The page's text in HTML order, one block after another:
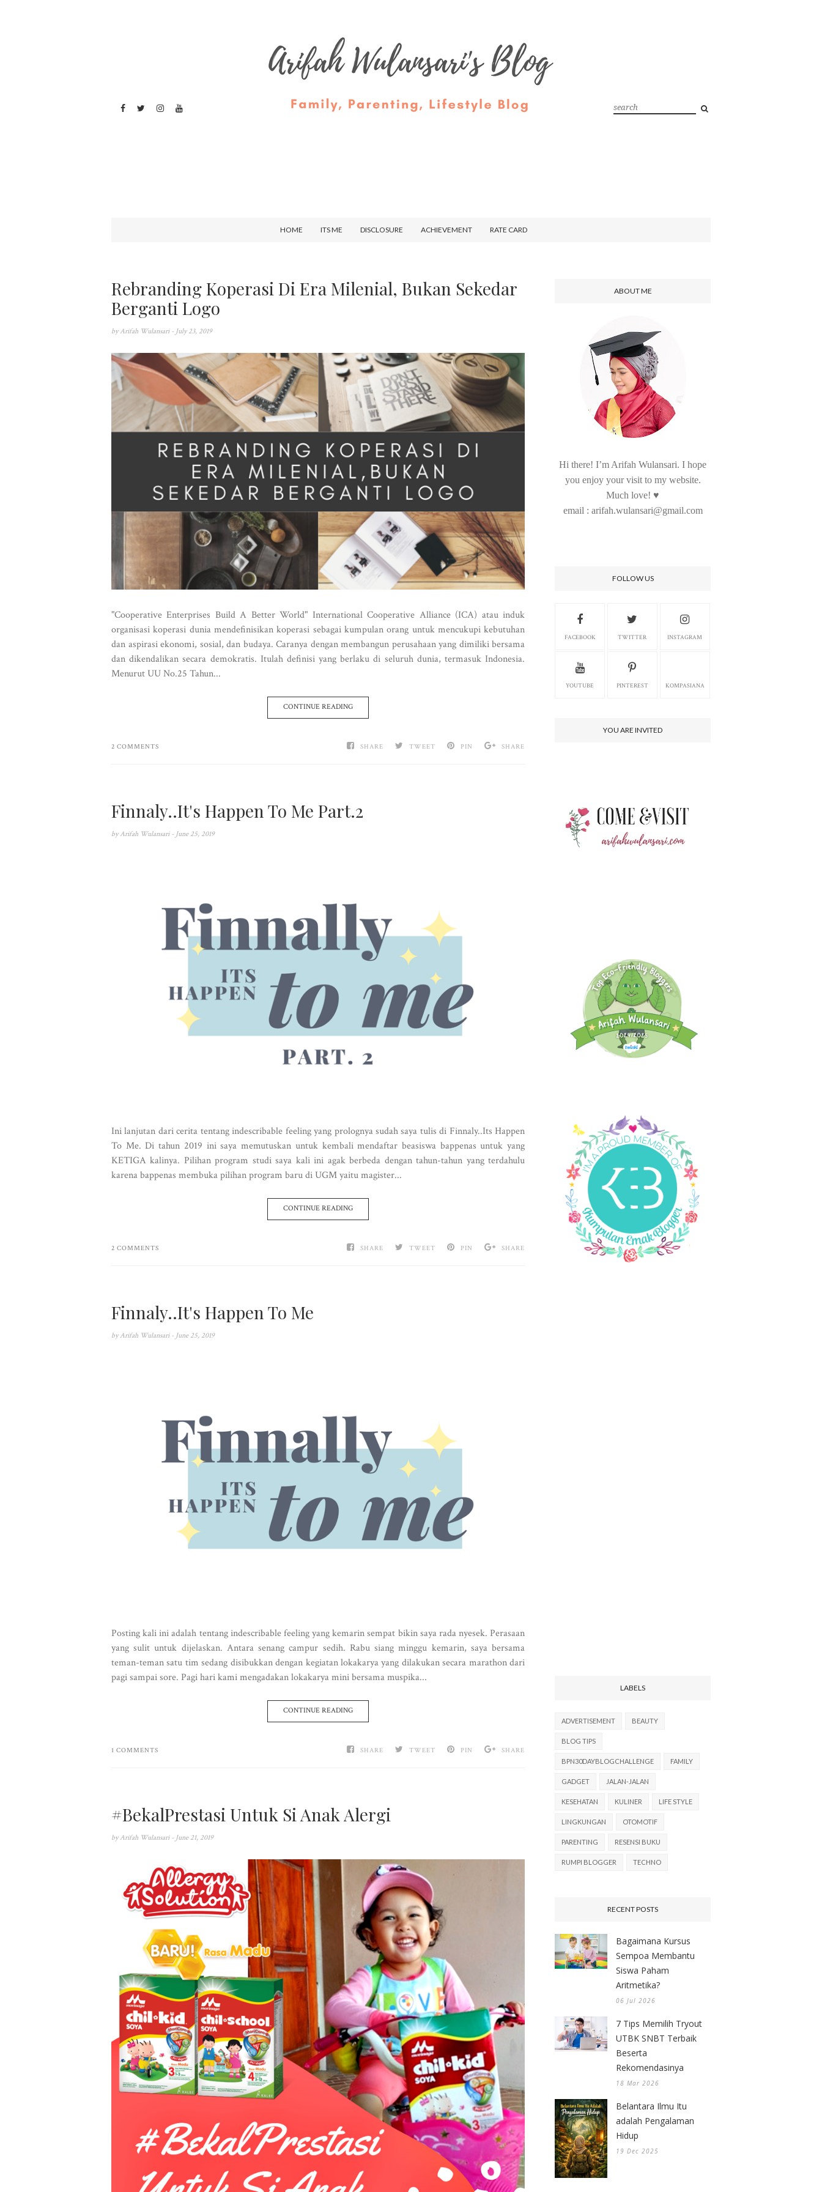
HOME ITS ME DISCLOSURE ACHIEVEMENT RATE CARD
Rebranding Koperasi Di Era Milenial, Bukan Sekedar
Berganti Logo
by Arifah Wulansari - July 23, 2019
"Cooperative Enterprises Build A Better World" International Cooperative Alliance (ICA) atau induk
organisasi koperasi dunia mendefinisikan koperasi sebagai kumpulan orang untuk mencukupi kebutuhan
dan aspirasi ekonomi, sosial, dan budaya. Caranya dengan membangun perusahaan yang dimiliki bersama
dan dikendalikan secara demokratis. Itulah definisi yang berlaku di seluruh dunia, termasuk Indonesia.
Menurut UU No.25 Tahun...
CONTINUE READING
SHARE TWEET PIN SHARE
2 COMMENTS
Finnaly..It's Happen To Me Part.2
by Arifah Wulansari - June 25, 2019
Ini lanjutan dari cerita tentang indescribable feeling yang prolognya sudah saya tulis di Finnaly..Its Happen
To Me. Di tahun 2019 ini saya memutuskan untuk kembali mendaftar beasiswa bappenas untuk yang
KETIGA kalinya. Pilihan program studi saya kali ini agak berbeda dengan tahun-tahun yang terdahulu
karena bappenas membuka pilihan program baru di UGM yaitu magister...
CONTINUE READING
SHARE TWEET PIN SHARE
2 COMMENTS
Finnaly..It's Happen To Me
by Arifah Wulansari - June 25, 2019
Posting kali ini adalah tentang indescribable feeling yang kemarin sempat bikin saya rada nyesek. Perasaan
yang sulit untuk dijelaskan. Antara senang campur sedih. Rabu siang minggu kemarin, saya bersama
teman-teman satu tim sedang disibukkan dengan kegiatan lokakarya yang dilakukan secara marathon dari
pagi sampai sore. Pagi hari kami mengadakan lokakarya mini bersama muspika...
CONTINUE READING
SHARE TWEET PIN SHARE
1 COMMENTS
#BekalPrestasi Untuk Si Anak Alergi
by Arifah Wulansari - June 21, 2019
ABOUT ME
Hi there! I’m Arifah Wulansari. I hope
you enjoy your visit to my website.
Much love! ♥
email : arifah.wulansari@gmail.com
FOLLOW US
FACEBOOK TWITTER INSTAGRAM
YOUTUBE PINTEREST KOMPASIANA
YOU ARE INVITED
LABELS
ADVERTISEMENT BEAUTY
BLOG TIPS
BPN30DAYBLOGCHALLENGE FAMILY
GADGET JALAN-JALAN
KESEHATAN KULINER LIFE STYLE
LINGKUNGAN OTOMOTIF
PARENTING RESENSI BUKU
RUMPI BLOGGER TECHNO
RECENT POSTS
Bagaimana Kursus
Sempoa Membantu
Siswa Paham
Aritmetika?
06 Jul 2026
7 Tips Memilih Tryout
UTBK SNBT Terbaik
Beserta
Rekomendasinya
18 Mar 2026
Belantara Ilmu Itu
adalah Pengalaman
Hidup
19 Dec 2025